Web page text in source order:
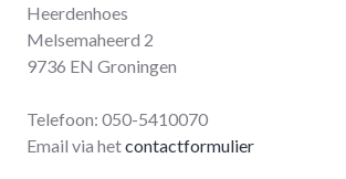
Heerdenhoes
Melsemaheerd 2
9736 EN Groningen
Telefoon: 050-5410070
Email via hetcontactformulier